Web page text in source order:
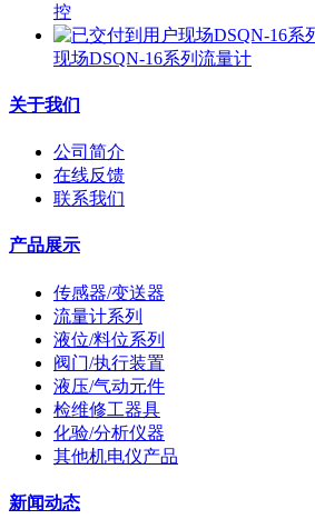
控
现场DSQN-16系列流量计
关于我们
公司简介
在线反馈
联系我们
产品展示
传感器/变送器
流量计系列
液位/料位系列
阀门/执行装置
液压/气动元件
检维修工器具
化验/分析仪器
其他机电仪产品
新闻动态